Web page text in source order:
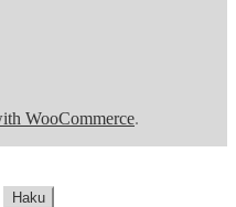
WooCommerce.
Haku